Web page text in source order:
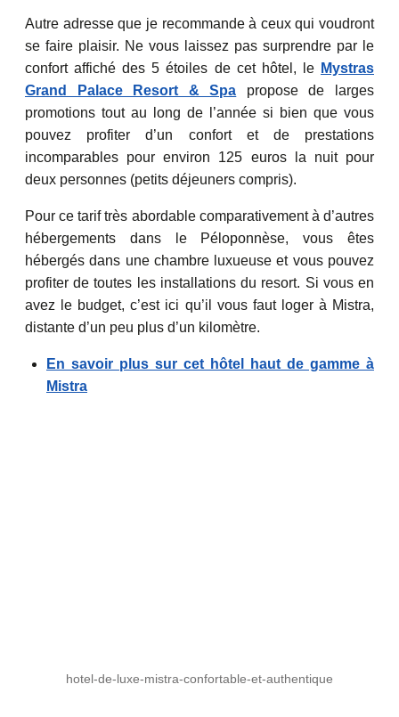
Autre adresse que je recommande à ceux qui voudront
se faire plaisir. Ne vous laissez pas surprendre par le
confort affiché des 5 étoiles de cet hôtel, le Mystras
Grand Palace Resort & Spa propose de larges
promotions tout au long de l’année si bien que vous
pouvez profiter d’un confort et de prestations
incomparables pour environ 125 euros la nuit pour
deux personnes (petits déjeuners compris).
Pour ce tarif très abordable comparativement à d’autres
hébergements dans le Péloponnèse, vous êtes
hébergés dans une chambre luxueuse et vous pouvez
profiter de toutes les installations du resort. Si vous en
avez le budget, c’est ici qu’il vous faut loger à Mistra,
distante d’un peu plus d’un kilomètre.
En savoir plus sur cet hôtel haut de gamme à
Mistra
hotel-de-luxe-mistra-confortable-et-authentique